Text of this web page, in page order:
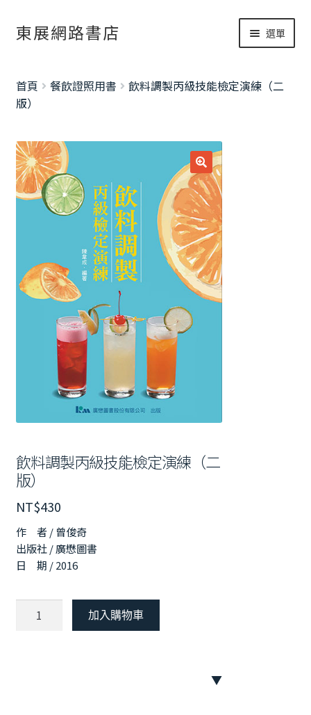
跳
至
覽
列
跳
至
要
內
容
東展網路書店 選單
開
書籍修正
首頁 餐飲證照用書
飲料調製丙級技能檢定演練（二
版）
飲料調製丙級技能檢定演練（二
版）
NT$430
作 者 / 曾俊奇
出版社 / 廣懋圖書
日 期 / 2016
加入購物車